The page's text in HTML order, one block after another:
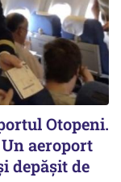
Otopeni.
aeroport
depășit de